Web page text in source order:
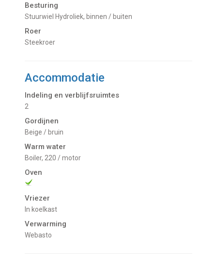
Besturing
Stuurwiel Hydroliek, binnen / buiten
Roer
Steekroer
Accommodatie
Indeling en verblijfsruimtes
2
Gordijnen
Beige / bruin
Warm water
Boiler, 220 / motor
Oven
Vriezer
In koelkast
Verwarming
Webasto